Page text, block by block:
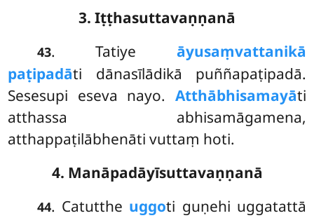
3. Iṭṭhasuttavaṇṇanā
43. Tatiye āyusaṃvattanikā
paṭipadāti dānasīlādikā puññapaṭipadā.
Sesesupi eseva nayo. Atthābhisamayāti
atthassa abhisamāgamena,
atthappaṭilābhenāti vuttaṃ hoti.
4. Manāpadāyīsuttavaṇṇanā
44. Catutthe uggoti guṇehi uggatattā